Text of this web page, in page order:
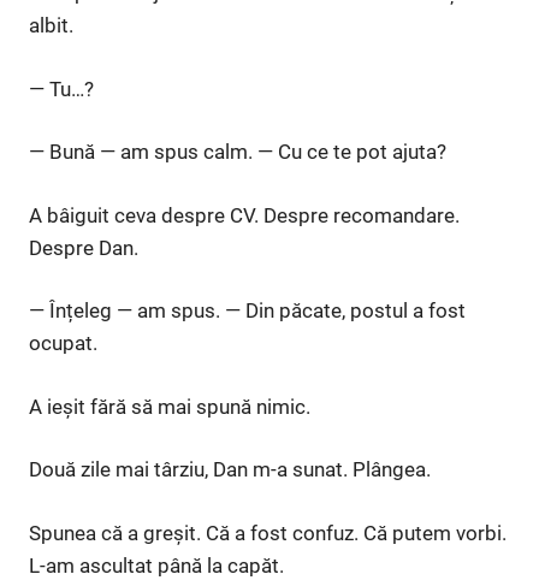
albit.
— Tu…?
— Bună — am spus calm. — Cu ce te pot ajuta?
A bâiguit ceva despre CV. Despre recomandare.
Despre Dan.
— Înțeleg — am spus. — Din păcate, postul a fost
ocupat.
A ieșit fără să mai spună nimic.
Două zile mai târziu, Dan m-a sunat. Plângea.
Spunea că a greșit. Că a fost confuz. Că putem vorbi.
L-am ascultat până la capăt.